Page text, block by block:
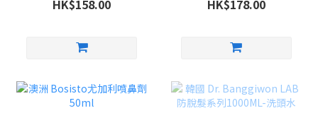
新升級版）
HK$158.00 HK$178.00